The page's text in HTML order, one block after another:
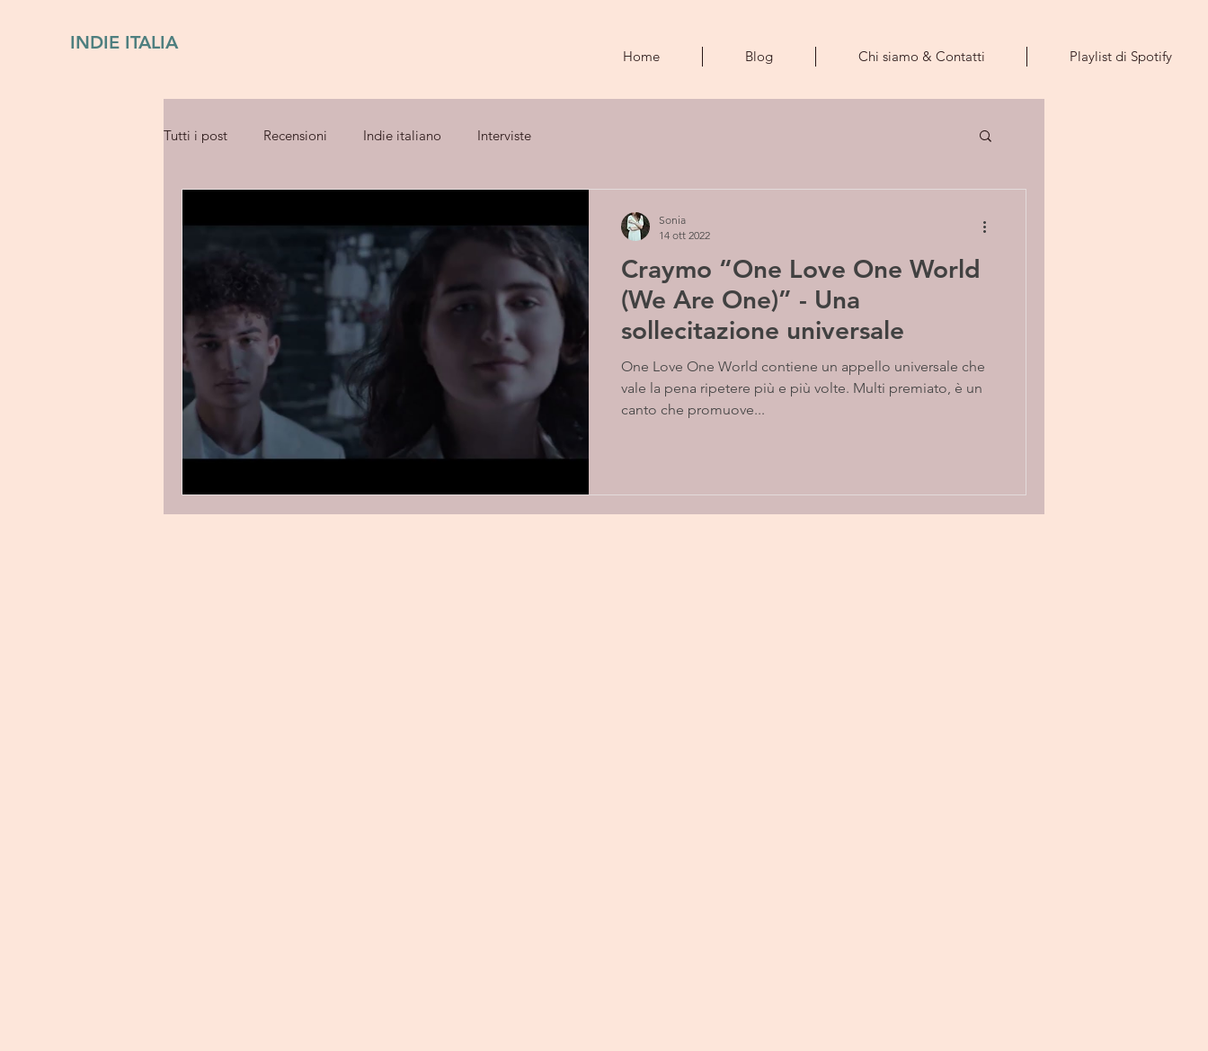
INDIE ITALIA
Home Blog Chi siamo & Contatti Playlist di Spotify
Tutti i post Recensioni Indie italiano Interviste
Craymo “One Love One World
(We Are One)” - Una
sollecitazione universale
One Love One World contiene un appello universale che
vale la pena ripetere più e più volte. Multi premiato, è un
canto che promuove...
Sonia
14 ott 2022